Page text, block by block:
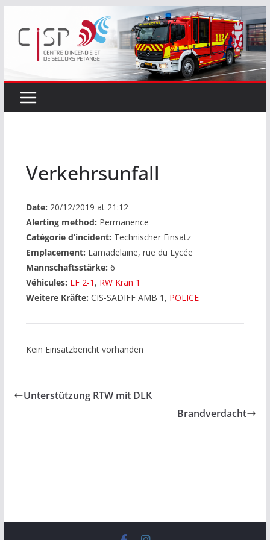
contenu
Verkehrsunfall
Date: 20/12/2019 at 21:12
Alerting method: Permanence
Catégorie d’incident: Technischer Einsatz
Emplacement: Lamadelaine, rue du Lycée
Mannschaftsstärke: 6
Véhicules: LF 2-1 , RW Kran 1
Weitere Kräfte: CIS-SADIFF AMB 1, POLICE
Kein Einsatzbericht vorhanden
Unterstützung RTW mit DLK
Brandverdacht